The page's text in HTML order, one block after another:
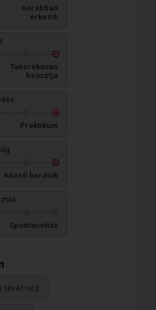
Korábban
érkezik
Takarékosan
beosztja
Praktikum
Közeli barátok
Spontaneitás
tévét néz